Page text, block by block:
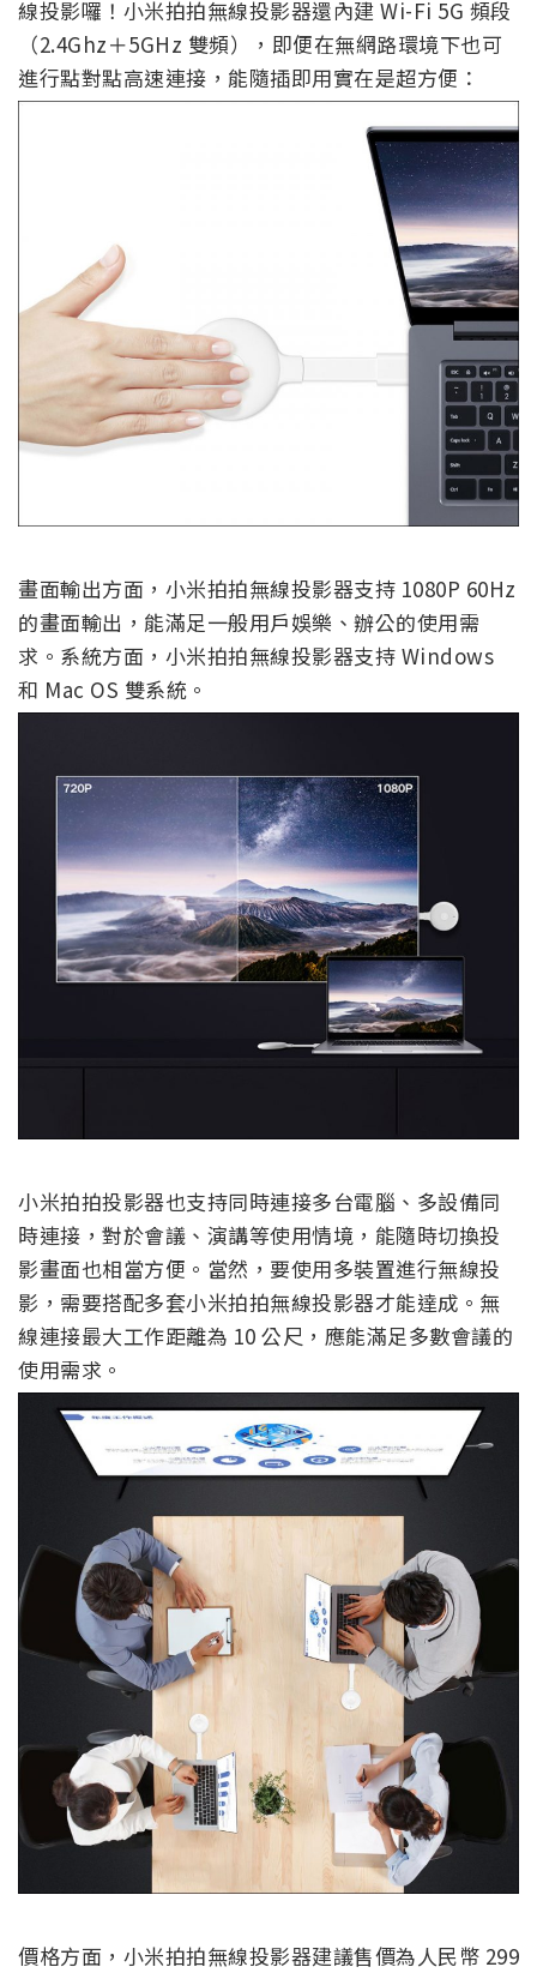
線投影囉！小米拍拍無線投影器還內建 Wi-Fi 5G 頻段
（2.4Ghz＋5GHz 雙頻），即便在無網路環境下也可
進行點對點高速連接，能隨插即用實在是超方便：
畫面輸出方面，小米拍拍無線投影器支持 1080P 60Hz
的畫面輸出，能滿足一般用戶娛樂、辦公的使用需
求。系統方面，小米拍拍無線投影器支持 Windows
和 Mac OS 雙系統。
小米拍拍投影器也支持同時連接多台電腦、多設備同
時連接，對於會議、演講等使用情境，能隨時切換投
影畫面也相當方便。當然，要使用多裝置進行無線投
影，需要搭配多套小米拍拍無線投影器才能達成。無
線連接最大工作距離為 10 公尺，應能滿足多數會議的
使用需求。
價格方面，小米拍拍無線投影器建議售價為人民幣 299